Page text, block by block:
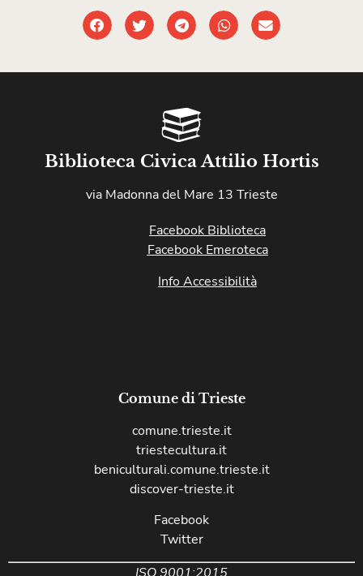
Biblioteca Civica Attilio Hortis
via Madonna del Mare 13 Trieste
Facebook Biblioteca
Facebook Emeroteca
Info Accessibilità
Comune di Trieste
comune.trieste.it
triestecultura.it
beniculturali.comune.trieste.it
discover-trieste.it
Facebook
Twitter
ISO 9001:2015